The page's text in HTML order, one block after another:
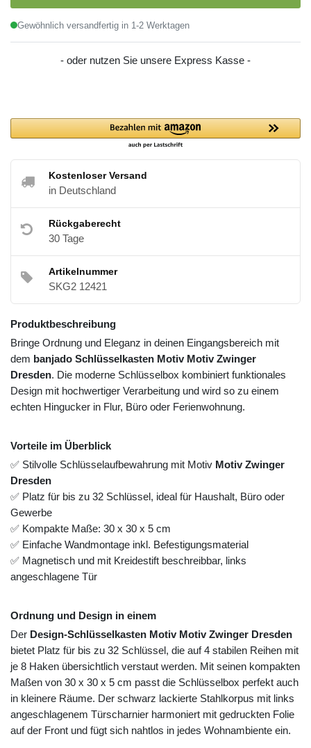
Gewöhnlich versandfertig in 1-2 Werktagen
- oder nutzen Sie unsere Express Kasse -
Kostenloser Versand
in Deutschland
Rückgaberecht
30 Tage
Artikelnummer
SKG2 12421
Produktbeschreibung
Bringe Ordnung und Eleganz in deinen Eingangsbereich mit
dem banjado Schlüsselkasten Motiv Motiv Zwinger
Dresden. Die moderne Schlüsselbox kombiniert funktionales
Design mit hochwertiger Verarbeitung und wird so zu einem
echten Hingucker in Flur, Büro oder Ferienwohnung.
Vorteile im Überblick
✅ Stilvolle Schlüsselaufbewahrung mit Motiv Motiv Zwinger
Dresden
✅ Platz für bis zu 32 Schlüssel, ideal für Haushalt, Büro oder
Gewerbe
✅ Kompakte Maße: 30 x 30 x 5 cm
✅ Einfache Wandmontage inkl. Befestigungsmaterial
✅ Magnetisch und mit Kreidestift beschreibbar, links
angeschlagene Tür
Ordnung und Design in einem
Der Design-Schlüsselkasten Motiv Motiv Zwinger Dresden
bietet Platz für bis zu 32 Schlüssel, die auf 4 stabilen Reihen mit
je 8 Haken übersichtlich verstaut werden. Mit seinen kompakten
Maßen von 30 x 30 x 5 cm passt die Schlüsselbox perfekt auch
in kleinere Räume. Der schwarz lackierte Stahlkorpus mit links
angeschlagenem Türscharnier harmoniert mit gedruckten Folie
auf der Front und fügt sich nahtlos in jedes Wohnambiente ein.